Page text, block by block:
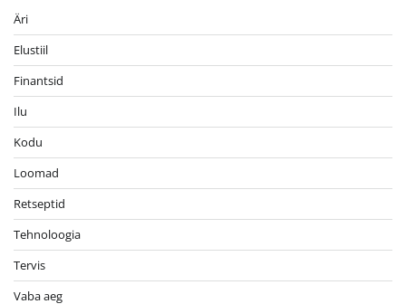
Äri
Elustiil
Finantsid
Ilu
Kodu
Loomad
Retseptid
Tehnoloogia
Tervis
Vaba aeg